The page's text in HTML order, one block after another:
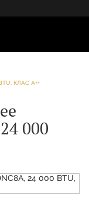
КЛАС А++
000